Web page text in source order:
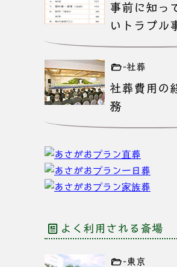
事前に知っ
いトラブル
-社葬
社葬費用の
務
よく利用される斎場
-東京